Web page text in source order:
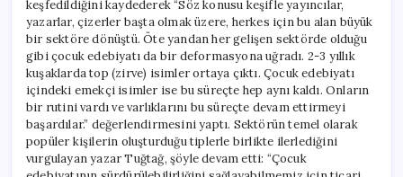
keşfedildiğini kaydederek “Söz konusu keşifle yayıncılar,
yazarlar, çizerler başta olmak üzere, herkes için bu alan büyük
bir sektöre dönüştü. Öte yandan her gelişen sektörde olduğu
gibi çocuk edebiyatı da bir deformasyona uğradı. 2-3 yıllık
kuşaklarda top (zirve) isimler ortaya çıktı. Çocuk edebiyatı
içindeki emekçi isimler ise bu süreçte hep aynı kaldı. Onların
bir rutini vardı ve varlıklarını bu süreçte devam ettirmeyi
başardılar.” değerlendirmesini yaptı. Sektörün temel olarak
popüler kişilerin oluşturduğu tiplerle birlikte ilerlediğini
vurgulayan yazar Tuğtağ, şöyle devam etti: “Çocuk